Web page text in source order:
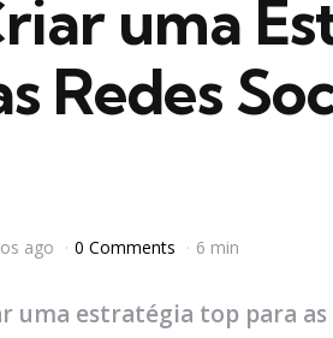
uma
Redes
ago 0 Comments 6 min
uma estratégia top para as